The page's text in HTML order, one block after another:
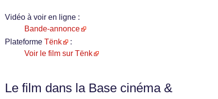
Vidéo à voir en ligne :
Bande-annonce
Plateforme Tënk
:
Voir le film sur Tënk
Le film dans la Base cinéma &